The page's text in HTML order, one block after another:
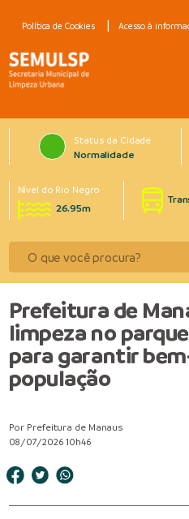
Política de Cookies Acesso à
Status da Cidade
Normalidade
Nível do Rio Negro
26.95m
Prefeitura de
limpeza no
para garantir
população
Por Prefeitura de Manaus
08/07/2026 10h46